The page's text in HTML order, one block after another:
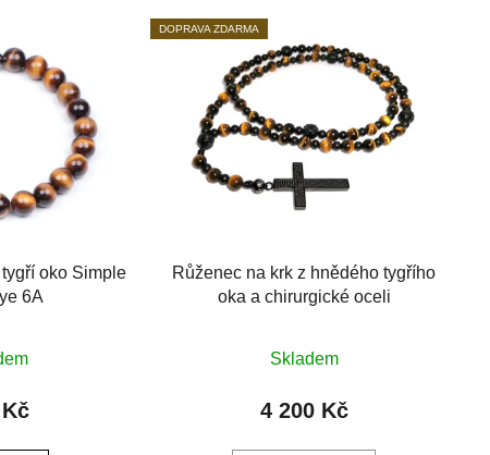
oko Simple
6A
DOPRAVA ZDARMA
Růženec na krk z hnědého tygřího
oka a chirurgické oceli
hodnocení
produktu
Skladem
4 200 Kč